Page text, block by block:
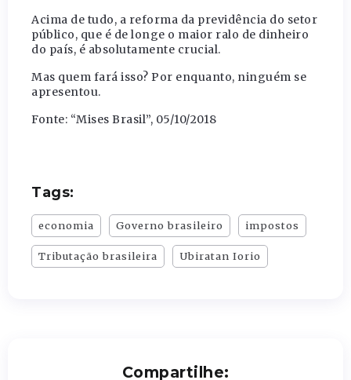
Acima de tudo, a reforma da previdência do setor
público, que é de longe o maior ralo de dinheiro
do país, é absolutamente crucial.
Mas quem fará isso? Por enquanto, ninguém se
apresentou.
Fonte: “Mises Brasil”, 05/10/2018
Tags:
economia Governo brasileiro impostos
Tributação brasileira Ubiratan Iorio
Compartilhe: